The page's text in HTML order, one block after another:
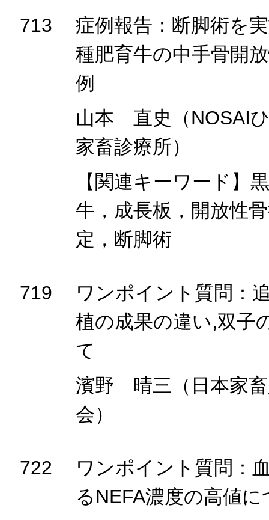
713
症例報告：断脚術を
種肥育牛の中手骨開
例
山本 直史（NOSAI
家畜診療所）
【関連キーワード】
牛，成長板，開放性
定，断脚術
719
ワンポイント質問：
植の成果の違い,双子
て
濱野 晴三（日本家
会）
722
ワンポイント質問：
るNEFA濃度の高値に